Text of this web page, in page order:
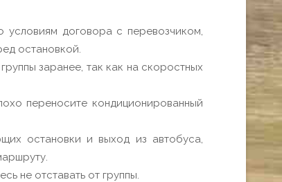
условиям договора с перевозчиком,
остановкой.
заранее, так как на скоростных
переносите кондиционированный
остановки и выход из автобуса,
не отставать от группы.